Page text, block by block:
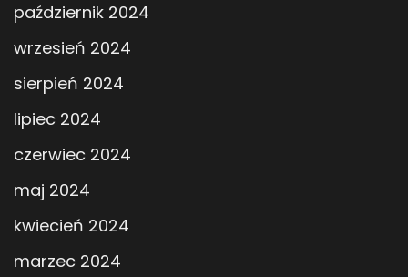
październik 2024
wrzesień 2024
sierpień 2024
lipiec 2024
czerwiec 2024
maj 2024
kwiecień 2024
marzec 2024